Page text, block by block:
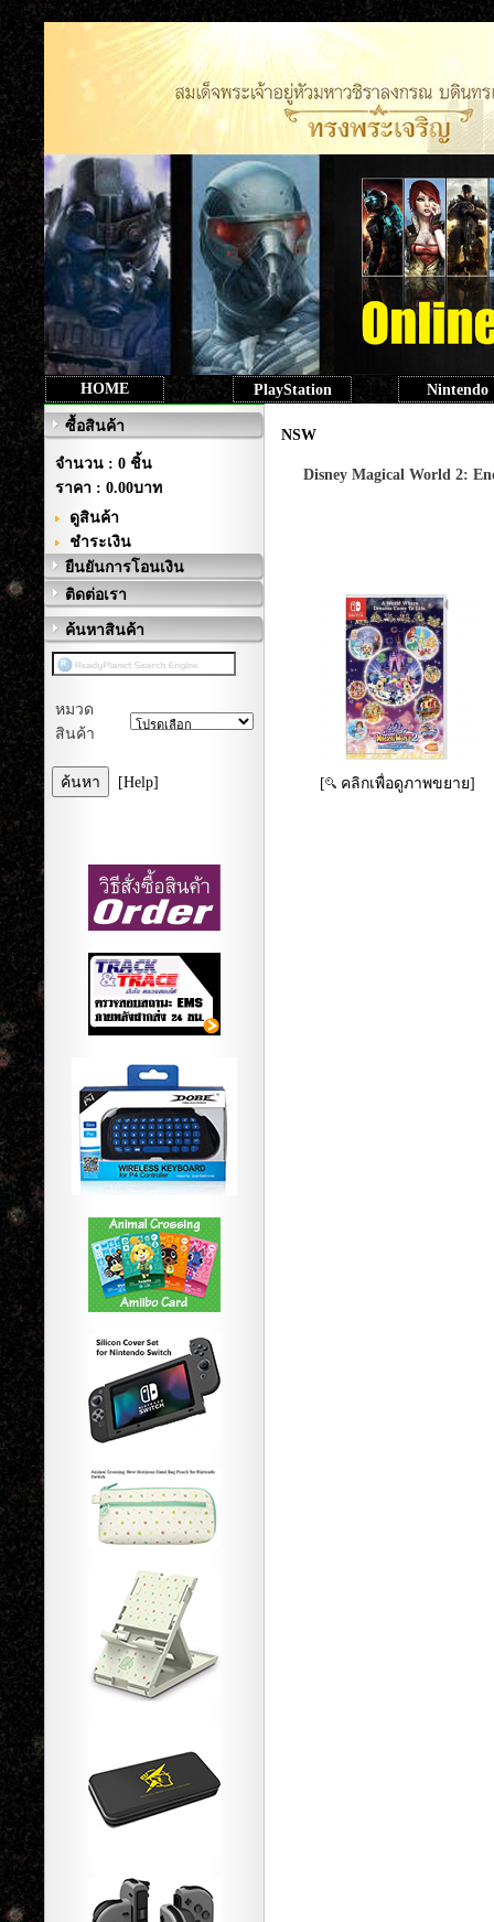
HOME PlayStation Nintendo
ซื้อสินค้า
จำนวน : 0 ชิ้น
ราคา : 0.00บาท
ดูสินค้า
ชำระเงิน
ยืนยันการโอนเงิน
ติดต่อเรา
ค้นหาสินค้า
หมวด
สินค้า
[Help]
NSW
Disney Magical World 2:
[ คลิกเพื่อดูภาพขยาย]